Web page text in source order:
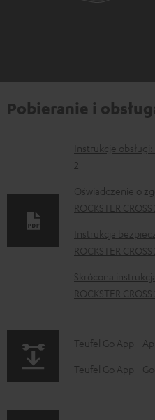
Pobieranie i
D
o
k
u
m
e
n
t
d
p
Instrukcje
2
Oświadczenie o
ROCKSTER CROSS
Instrukcja
ROCKSTER CROSS
Skrócona
ROCKSTER CROSS
p
a
Teufel Go App -
Teufel Go App -